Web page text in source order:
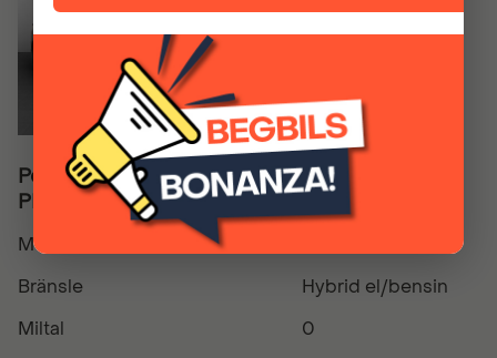
Peugeot 5008 GT Hybrid 145hk -
PRIVATLEASING
Modellår
Bränsle
Hybrid el/bensin
Miltal
0